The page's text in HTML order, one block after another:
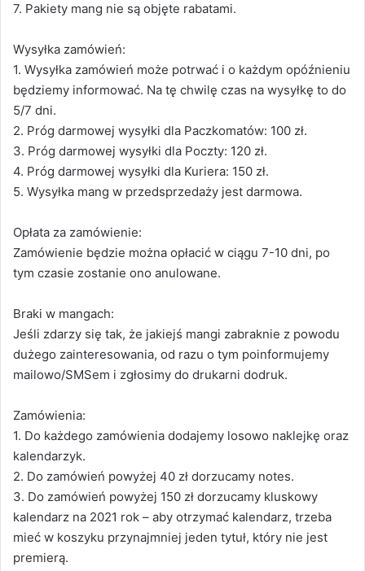
7. Pakiety mang nie są objęte rabatami.
Wysyłka zamówień:
1. Wysyłka zamówień może potrwać i o każdym opóźnieniu
będziemy informować. Na tę chwilę czas na wysyłkę to do
5/7 dni.
2. Próg darmowej wysyłki dla Paczkomatów: 100 zł.
3. Próg darmowej wysyłki dla Poczty: 120 zł.
4. Próg darmowej wysyłki dla Kuriera: 150 zł.
5. Wysyłka mang w przedsprzedaży jest darmowa.
Opłata za zamówienie:
Zamówienie będzie można opłacić w ciągu 7-10 dni, po
tym czasie zostanie ono anulowane.
Braki w mangach:
Jeśli zdarzy się tak, że jakiejś mangi zabraknie z powodu
dużego zainteresowania, od razu o tym poinformujemy
mailowo/SMSem i zgłosimy do drukarni dodruk.
Zamówienia:
1. Do każdego zamówienia dodajemy losowo naklejkę oraz
kalendarzyk.
2. Do zamówień powyżej 40 zł dorzucamy notes.
3. Do zamówień powyżej 150 zł dorzucamy kluskowy
kalendarz na 2021 rok – aby otrzymać kalendarz, trzeba
mieć w koszyku przynajmniej jeden tytuł, który nie jest
premierą.